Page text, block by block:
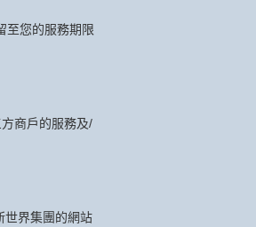
至您的服務期限
商戶的服務及/
世界集團的網站